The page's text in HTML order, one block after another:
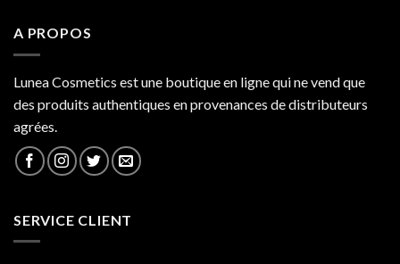
A PROPOS
Lunea Cosmetics est une boutique en ligne qui ne vend que
des produits authentiques en provenances de distributeurs
agrées.
SERVICE CLIENT